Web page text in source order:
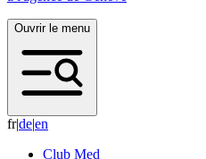
Ouvrir le menu
fr|de|en
Club Med